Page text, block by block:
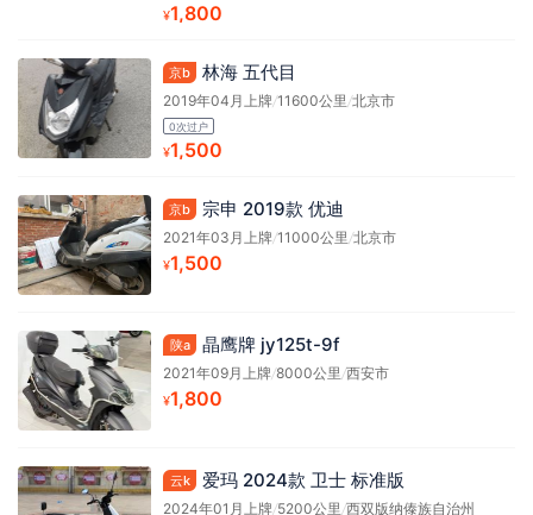
¥1,800
京b 林海 五代目
2019年04月上牌/11600公里/北京市
0次过户
¥1,500
京b 宗申 2019款 优迪
2021年03月上牌/11000公里 /北京市
¥1,500
陕a 晶鹰牌 jy125t-9f
2021年09月上牌/8000公里 /西安市
¥1,800
云k 爱玛 2024款 卫士 标准版
2024年01月上牌/5200公里 /西双版纳傣族自治州